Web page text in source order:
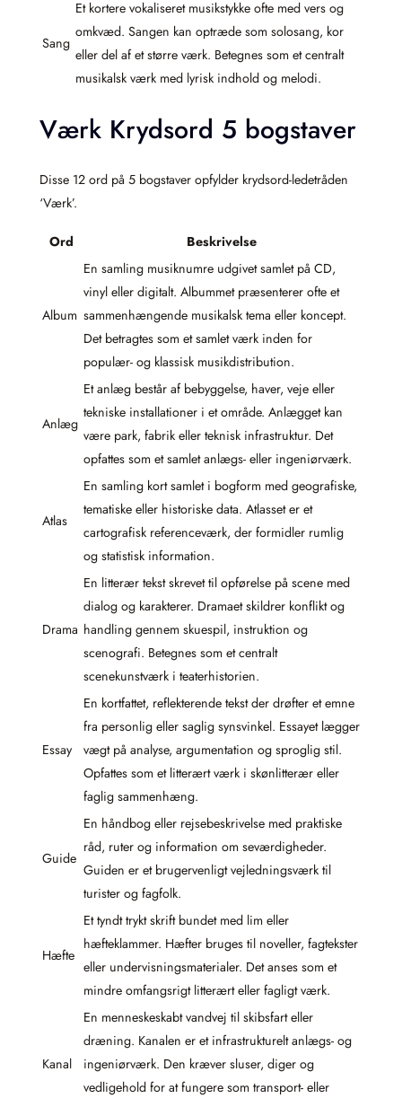
Sang
Et kortere vokaliseret musikstykke ofte med vers og
omkvæd. Sangen kan optræde som solosang, kor
eller del af et større værk. Betegnes som et centralt
musikalsk værk med lyrisk indhold og melodi.
Værk Krydsord 5 bogstaver
Disse 12 ord på 5 bogstaver opfylder krydsord-ledetråden
‘Værk’.
Ord Beskrivelse
Album
En samling musiknumre udgivet samlet på CD,
vinyl eller digitalt. Albummet præsenterer ofte et
sammenhængende musikalsk tema eller koncept.
Det betragtes som et samlet værk inden for
populær- og klassisk musikdistribution.
Anlæg
Et anlæg består af bebyggelse, haver, veje eller
tekniske installationer i et område. Anlægget kan
være park, fabrik eller teknisk infrastruktur. Det
opfattes som et samlet anlægs- eller ingeniørværk.
Atlas
En samling kort samlet i bogform med geografiske,
tematiske eller historiske data. Atlasset er et
cartografisk referenceværk, der formidler rumlig
og statistisk information.
Drama
En litterær tekst skrevet til opførelse på scene med
dialog og karakterer. Dramaet skildrer konflikt og
handling gennem skuespil, instruktion og
scenografi. Betegnes som et centralt
scenekunstværk i teaterhistorien.
Essay
En kortfattet, reflekterende tekst der drøfter et emne
fra personlig eller saglig synsvinkel. Essayet lægger
vægt på analyse, argumentation og sproglig stil.
Opfattes som et litterært værk i skønlitterær eller
faglig sammenhæng.
Guide
En håndbog eller rejsebeskrivelse med praktiske
råd, ruter og information om seværdigheder.
Guiden er et brugervenligt vejledningsværk til
turister og fagfolk.
Hæfte
Et tyndt trykt skrift bundet med lim eller
hæfteklammer. Hæfter bruges til noveller, fagtekster
eller undervisningsmaterialer. Det anses som et
mindre omfangsrigt litterært eller fagligt værk.
Kanal
En menneskeskabt vandvej til skibsfart eller
dræning. Kanalen er et infrastrukturelt anlægs- og
ingeniørværk. Den kræver sluser, diger og
vedligehold for at fungere som transport- eller